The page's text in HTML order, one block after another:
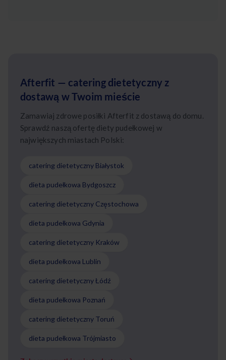
Afterfit — catering dietetyczny z
dostawą w Twoim mieście
Zamawiaj zdrowe posiłki Afterfit z dostawą do domu.
Sprawdź naszą ofertę diety pudełkowej w
największych miastach Polski:
catering dietetyczny Białystok
dieta pudełkowa Bydgoszcz
catering dietetyczny Częstochowa
dieta pudełkowa Gdynia
catering dietetyczny Kraków
dieta pudełkowa Lublin
catering dietetyczny Łódź
dieta pudełkowa Poznań
catering dietetyczny Toruń
dieta pudełkowa Trójmiasto